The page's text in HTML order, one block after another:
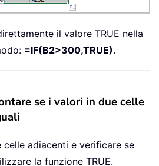
il valore TRUE nella
=IF(B2>300,TRUE).
se i valori in due celle
celle adiacenti e verificare se
la funzione TRUE.